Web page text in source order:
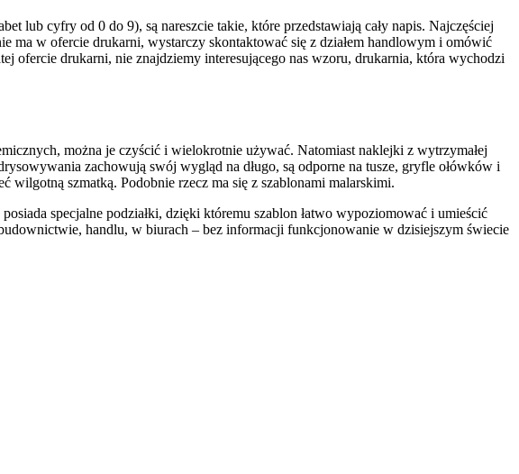
lub cyfry od 0 do 9), są nareszcie takie, które przedstawiają cały napis. Najczęściej
ma w ofercie drukarni, wystarczy skontaktować się z działem handlowym i omówić
ofercie drukarni, nie znajdziemy interesującego nas wzoru, drukarnia, która wychodzi
można je czyścić i wielokrotnie używać. Natomiast naklejki z wytrzymałej
zachowują swój wygląd na długo, są odporne na tusze, gryfle ołówków i
szmatką. Podobnie rzecz ma się z szablonami malarskimi.
specjalne podziałki, dzięki któremu szablon łatwo wypoziomować i umieścić
handlu, w biurach – bez informacji funkcjonowanie w dzisiejszym świecie